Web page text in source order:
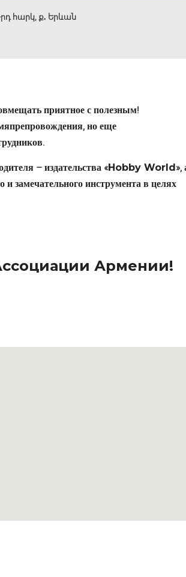
հարկ, ք․ Երևան
приятное с полезным!
но еще
– издательства «Hobby World »,
и замечательного инструмента в целях
Армении!